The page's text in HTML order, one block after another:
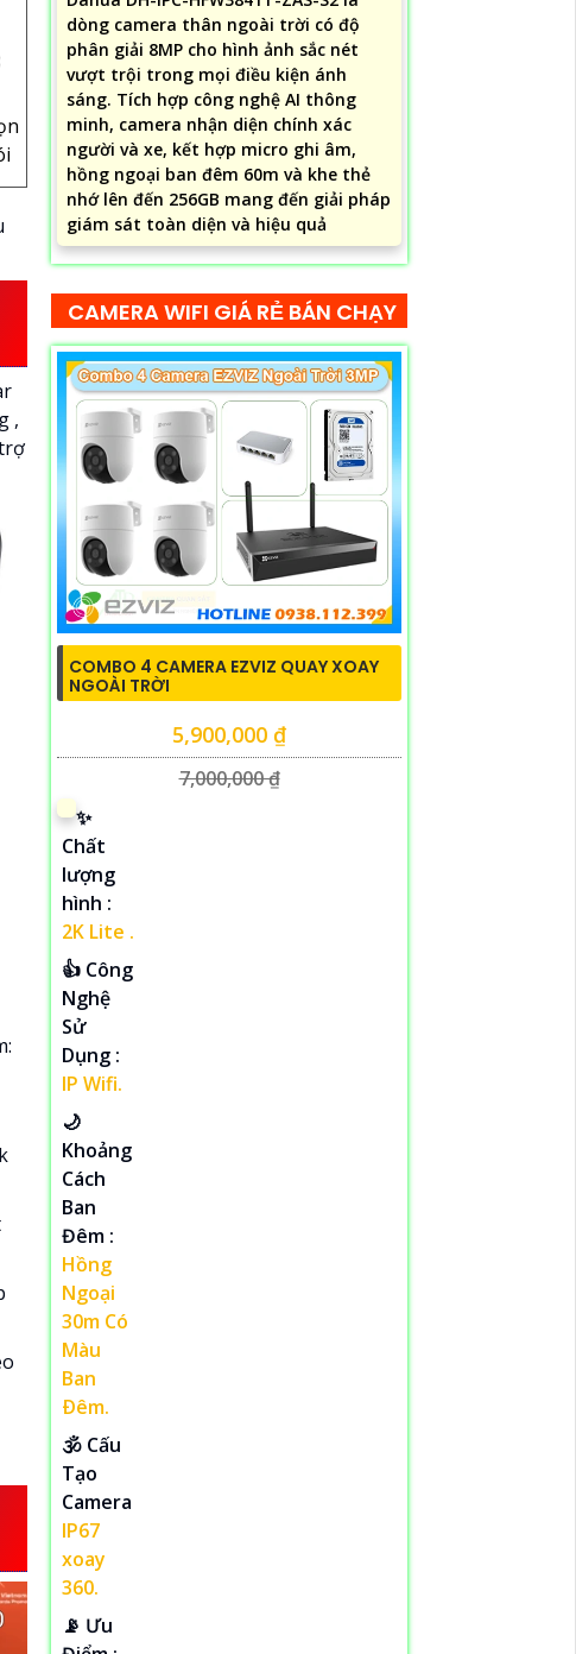
,
dòng camera thân ngoài trời có độ
phân giải 8MP cho hình ảnh sắc nét
vượt trội trong mọi điều kiện ánh
sáng. Tích hợp công nghệ AI thông
minh, camera nhận diện chính xác
người và xe, kết hợp micro ghi âm,
hồng ngoại ban đêm 60m và khe thẻ
nhớ lên đến 256GB mang đến giải pháp
giám sát toàn diện và hiệu quả
CAMERA WIFI GIÁ RẺ BÁN CHẠY
COMBO 4 CAMERA EZVIZ QUAY XOAY
NGOÀI TRỜI
5,900,000 ₫
7,000,000 ₫
✨
Chất
lượng
hình :
2K Lite .
👍 Công
Nghệ
Sử
Dụng :
IP Wifi.
🌙
Khoảng
Cách
Ban
Đêm :
Hồng
Ngoại
30m Có
Màu
Ban
Ðêm.
🕉️ Cấu
Tạo
Camera
IP67
xoay
360.
️📡 Ưu